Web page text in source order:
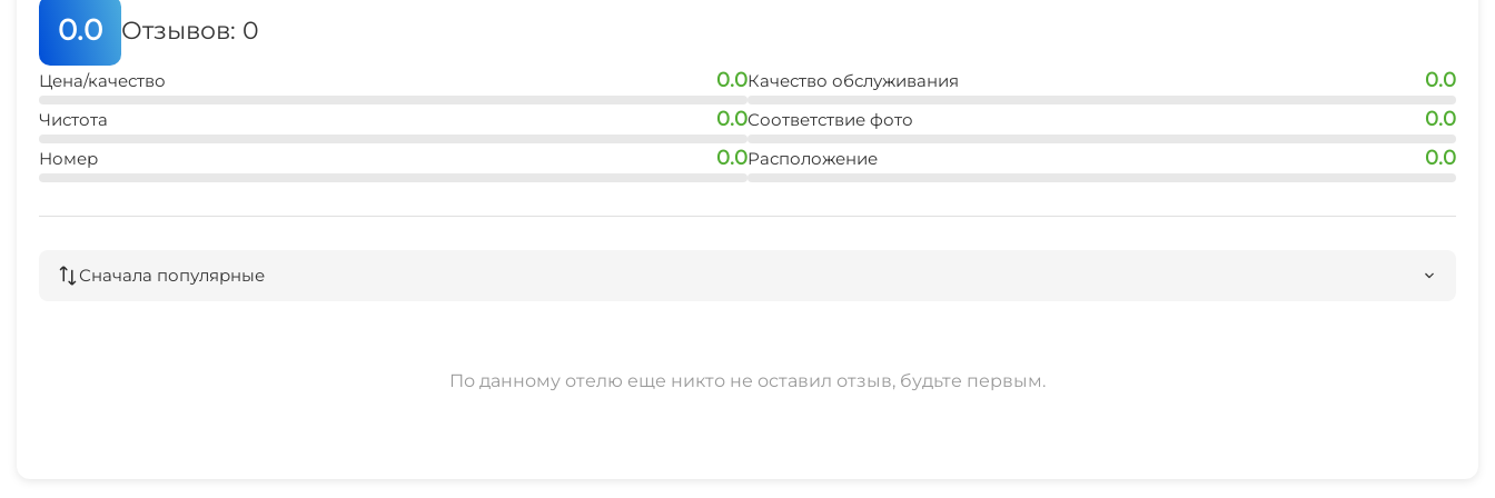
0.0 Отзывов: 0
Цена/качество 0.0
Чистота 0.0
Номер 0.0
Качество обслуживания 0.0
Соответствие фото 0.0
Расположение 0.0
Сначала популярные
По данному отелю еще никто не оставил отзыв, будьте первым.